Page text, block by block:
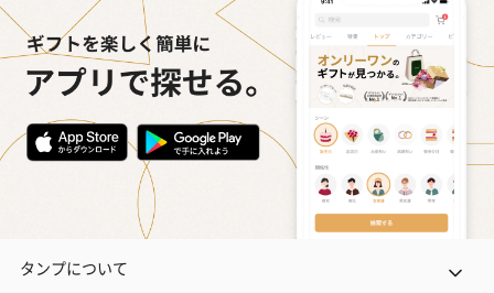
タンプについて